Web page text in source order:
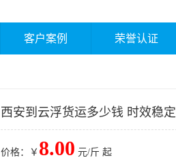
客户案例 荣誉认证
西安到云浮货运多少钱 时效稳定
价格：￥ 8.00 元/斤 起